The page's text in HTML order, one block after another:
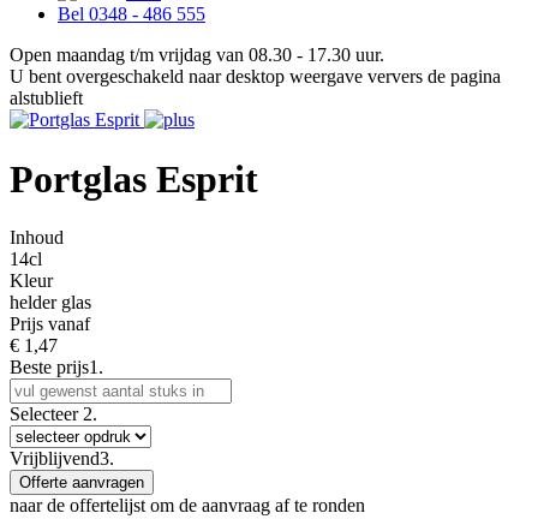
Bel 0348 - 486 555
Open maandag t/m vrijdag van 08.30 - 17.30 uur.
U bent overgeschakeld naar desktop weergave ververs de pagina
alstublieft
Portglas Esprit
Inhoud
14cl
Kleur
helder glas
Prijs vanaf
€ 1,47
Beste prijs1.
Selecteer 2.
Vrijblijvend3.
Offerte aanvragen
naar de offertelijst om de aanvraag af te ronden